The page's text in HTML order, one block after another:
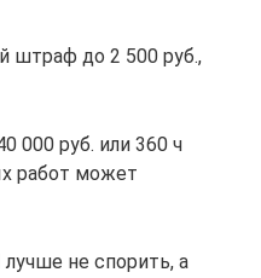
штраф до 2 500 руб.,
000 руб. или 360 ч
работ может
не спорить, а